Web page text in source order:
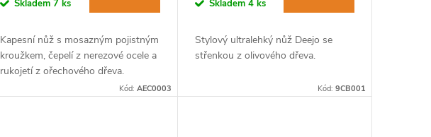
Skladem7 ks
Kapesní nůž s mosazným pojistným
kroužkem, čepelí z nerezové ocele a
rukojetí z ořechového dřeva.
Součástí balení je i torx proKód: AEC0003
Skladem 4 ks
Stylový ultralehký nůž Deejo se
střenkou z olivového dřeva.
Kód: 9CB001